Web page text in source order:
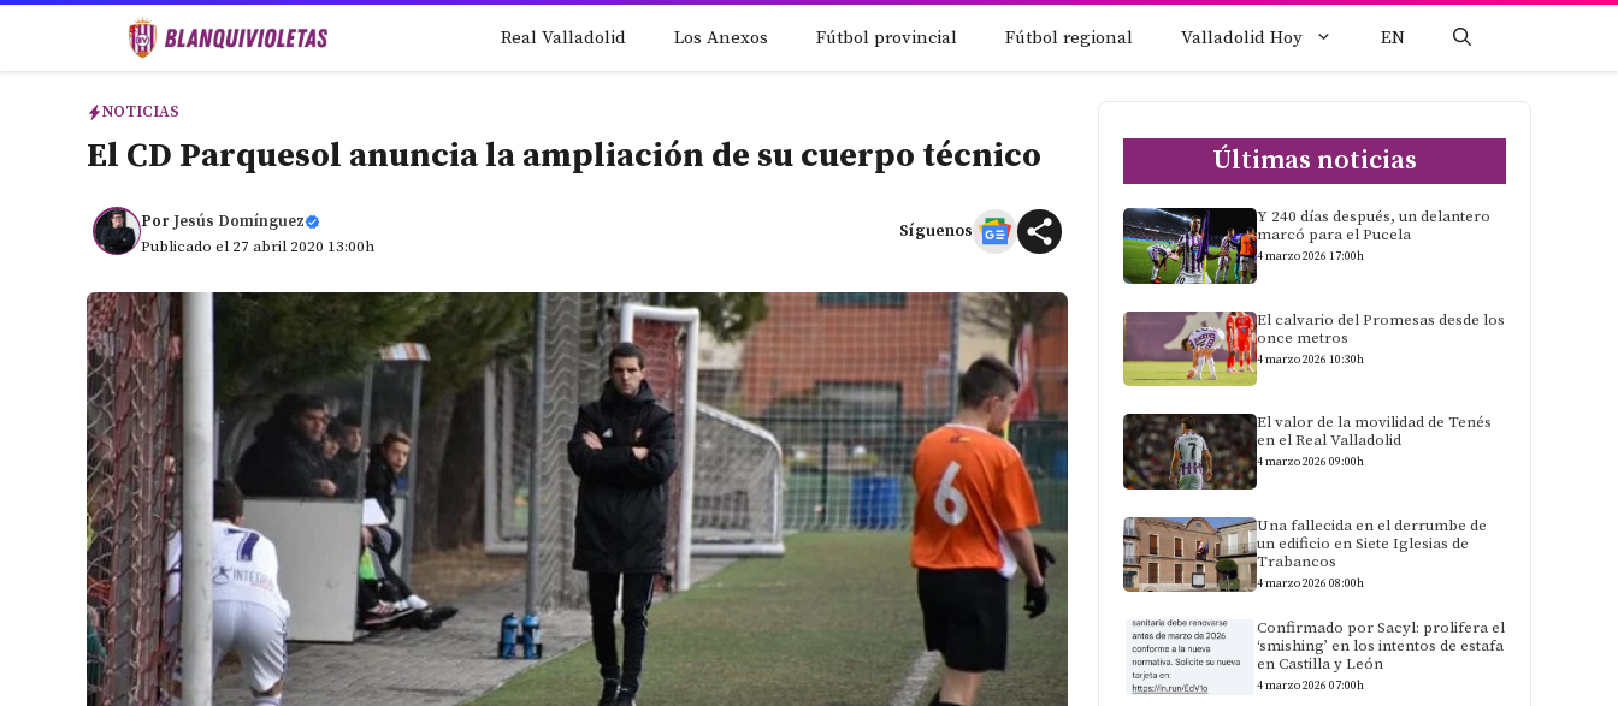
Real Valladolid Los Anexos Fútbol provincial Fútbol regional Valladolid Hoy EN
NOTICIAS
El CD Parquesol anuncia la ampliación de su cuerpo técnico
Por Jesús Domínguez
Publicado el 27 abril 2020 13:00h
Síguenos
Últimas noticias
Y 240 días después, un delantero
marcó para el Pucela
4 marzo 2026 17:00h
El calvario del Promesas desde los
once metros
4 marzo 2026 10:30h
El valor de la movilidad de Tenés
en el Real Valladolid
4 marzo 2026 09:00h
Una fallecida en el derrumbe de
un edificio en Siete Iglesias de
Trabancos
4 marzo 2026 08:00h
Confirmado por Sacyl: prolifera el
‘smishing’ en los intentos de estafa
en Castilla y León
4 marzo 2026 07:00h